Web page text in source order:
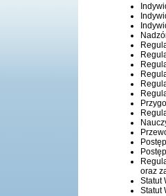
oraz
Statut
Statut